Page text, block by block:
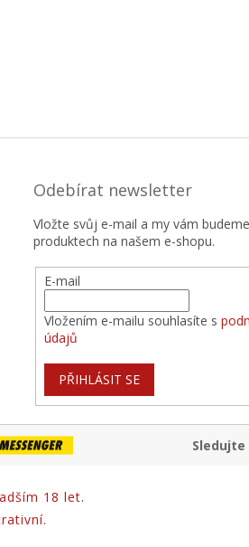
Odebírat newsletter
Vložte svůj e-mail a my vám
produktech na našem e-shopu.
E-mail
Vložením e-mailu souhlasíte s
údajů
PŘIHLÁSIT SE
18 let.